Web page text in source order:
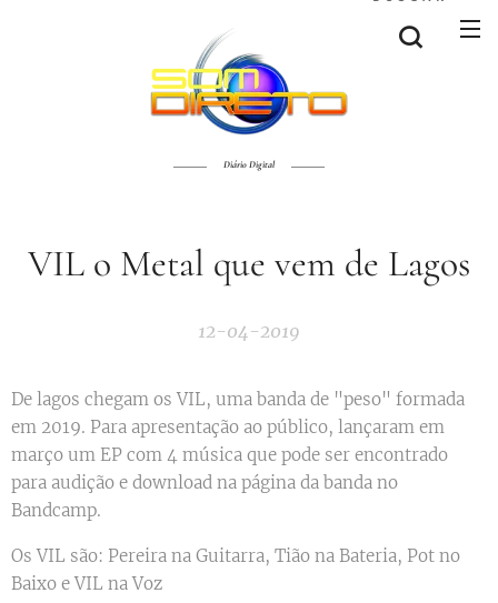
Diário Digital
VIL o Metal que vem de Lagos
12-04-2019
De lagos chegam os VIL, uma banda de "peso" formada
em 2019. Para apresentação ao público, lançaram em
março um EP com 4 música que pode ser encontrado
para audição e download na página da banda no
Bandcamp.
Os VIL são: Pereira na Guitarra, Tião na Bateria, Pot no
Baixo e VIL na Voz